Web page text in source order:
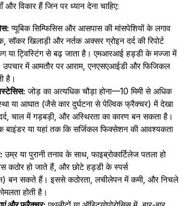
और विकार हैं जिन पर ध्यान देना चाहिए:
प्यूबिक सिम्फिसिस और आसपास की मांसपेशियों के लगाव
खिलाड़ी और नर्तक अक्सर ग्रोइन दर्द की रिपोर्ट
या ट्विस्टिंग से बढ़ जाता है। एमआरआई हड्डी के मज्जा में
उपचार में आमतौर पर आराम, एनएसएआईडी और फिजिकल
है।
जोड़ का अत्यधिक चौड़ा होना—10 मिमी से अधिक
या आघात (जैसे कार दुर्घटना से पेल्विक फ्रैक्चर) में देखा
चाल में गड़बड़ी, और अस्थिरता का कारण बन सकता है।
बाइंडर या यहां तक कि सर्जिकल फिक्सेशन की आवश्यकता
उम्र या पुरानी तनाव के साथ, फाइब्रोकार्टिलेज पतला हो
कठोर हो जाते हैं, और छोटे हड्डी के स्पर्स
बन सकते हैं। इससे कठोरता, लचीलेपन में कमी, और निचले
होती है।